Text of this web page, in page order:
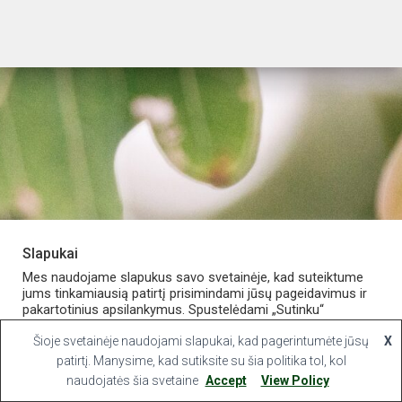
PARDUOTUVĖ APIE VAISTINĘ MANO PASKYRA
KONTAKTAI
Hestia | Developed byThemeIsle
Slapukai
Mes naudojame slapukus savo svetainėje, kad suteiktume
jums tinkamiausią patirtį prisimindami jūsų pageidavimus ir
pakartotinius apsilankymus. Spustelėdami „Sutinku“
sutinkate naudoti VISUS slapukus.
Slapukų nustatymai Sutinku
Šioje svetainėje naudojami slapukai, kad pagerintumėte jūsų
patirtį. Manysime, kad sutiksite su šia politika tol, kol
naudojatės šia svetaine
X
Accept View Policy